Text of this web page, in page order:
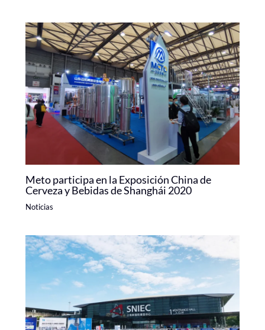
Meto participa en la Exposición China de
Cerveza y Bebidas de Shanghái 2020
Noticias